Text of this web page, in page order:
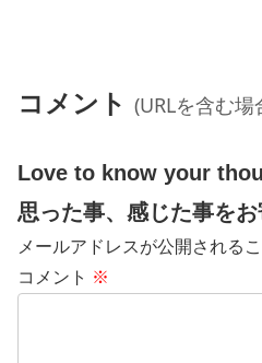
コメント (URLを含む
Love to know your
思った事、感じた事をお
メールアドレスが公開される
コメント ※